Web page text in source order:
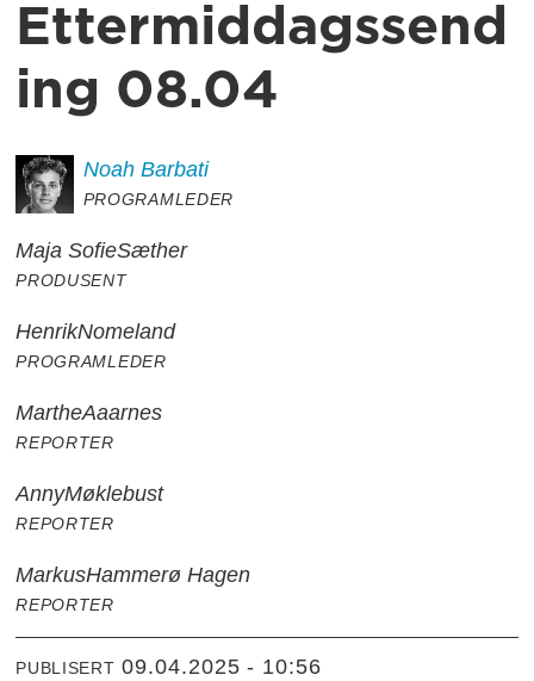
Ettermiddagssend
ing 08.04
Noah Barbati
PROGRAMLEDER
Maja SofieSæther
PRODUSENT
HenrikNomeland
PROGRAMLEDER
MartheAaarnes
REPORTER
AnnyMøklebust
REPORTER
MarkusHammerø Hagen
REPORTER
PUBLISERT 09.04.2025 - 10:56